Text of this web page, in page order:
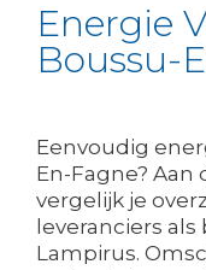
Energie
Boussu-
Eenvoudig
En-Fagne?
vergelijk je
leveranciers als
Lampirus.